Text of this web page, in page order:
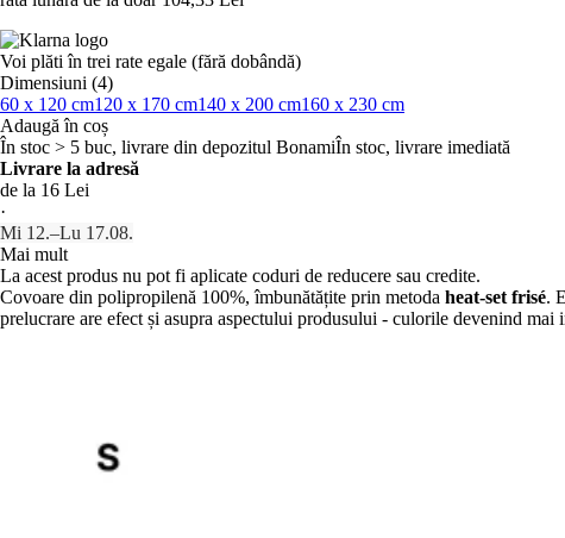
Voi plăti în trei rate egale (fără dobândă)
Dimensiuni (4)
60 x 120 cm120 x 170 cm140 x 200 cm160 x 230 cm
Adaugă în coș
În stoc > 5 buc, livrare din depozitul BonamiÎn stoc, livrare imediată
Livrare la adresă
de la 16 Lei
·
Mi 12.–Lu 17.08.
Mai mult
La acest produs nu pot fi aplicate coduri de reducere sau credite.
Covoare din polipropilenă 100%, îmbunătățite prin metoda heat-set frisé.
prelucrare are efect și asupra aspectului produsului - culorile devenind mai